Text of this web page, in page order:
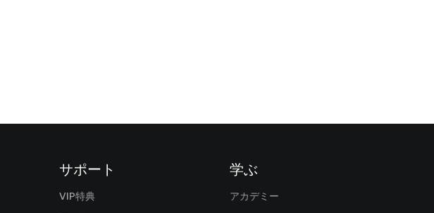
サポート
VIP特典
学ぶ
アカデミー